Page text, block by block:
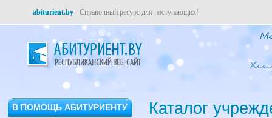
abiturient.by - Справочный ресурс для поступающих!
В ПОМОЩЬ АБИТУРИЕНТУ Каталог